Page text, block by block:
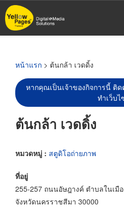
ข้าม
ไป
หน้าแรก > ต้นกล้า เวดดิ้ง
หากคุณเป็นเจ้าของกิจการนี้ ติ
ทำเว็บไ
ต้นกล้า เวดดิ้ง
หมวดหมู่ : สตูดิโอถ่ายภาพ
ที่อยู่
255-257 ถนนอัษฎางค์ ตำบลในเมื
จังหวัดนครราชสีมา 30000